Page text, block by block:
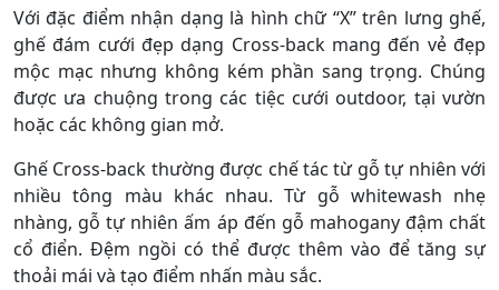
Với đặc điểm nhận dạng là hình chữ “X” trên lưng ghế,
ghế đám cưới đẹp dạng Cross-back mang đến vẻ đẹp
mộc mạc nhưng không kém phần sang trọng. Chúng
được ưa chuộng trong các tiệc cưới outdoor, tại vườn
hoặc các không gian mở.
Ghế Cross-back thường được chế tác từ gỗ tự nhiên với
nhiều tông màu khác nhau. Từ gỗ whitewash nhẹ
nhàng, gỗ tự nhiên ấm áp đến gỗ mahogany đậm chất
cổ điển. Đệm ngồi có thể được thêm vào để tăng sự
thoải mái và tạo điểm nhấn màu sắc.